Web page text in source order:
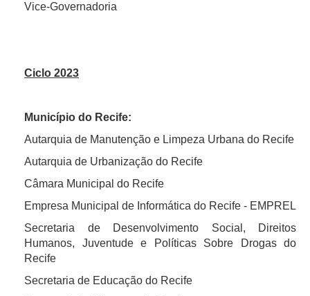
Vice-Governadoria
Ciclo 2023
Município do Recife:
Autarquia de Manutenção e Limpeza Urbana do Recife
Autarquia de Urbanização do Recife
Câmara Municipal do Recife
Empresa Municipal de Informática do Recife - EMPREL
Secretaria de Desenvolvimento Social, Direitos
Humanos, Juventude e Políticas Sobre Drogas do
Recife
Secretaria de Educação do Recife